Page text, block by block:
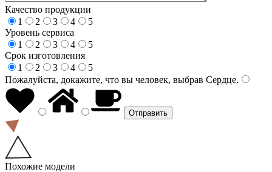
Качество продукции
1
2 3 4
5
Уровень сервиса
1
2 3 4
5
Срок изготовления
1
2 3 4
5
Пожалуйста, докажите, что вы человек, выбрав Сердце.
Похожие модели